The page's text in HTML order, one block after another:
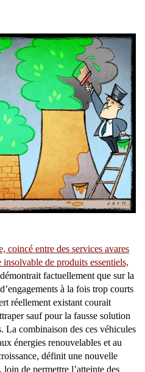
coincé entre des services avares
de produits essentiels,
factuellement que sur la
à la fois trop courts
réellement existant courait
sauf pour la fausse solution
La combinaison des ces véhicules
énergies renouvelables et au
définit une nouvelle
de permettre l’atteinte des